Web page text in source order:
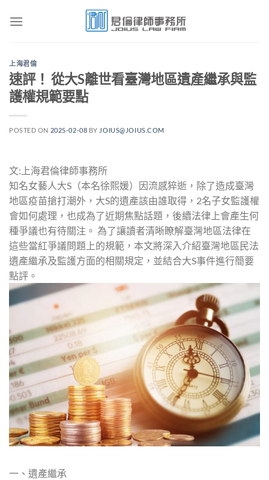
上海君倫
速評！ 從大S離世看臺灣地區遺產繼承與監
護權規範要點
POSTED ON 2025-02-08 BY JOIUS@JOIUS.COM
文:上海君倫律師事務所
知名女藝人大S（本名徐熙媛）因流感猝逝，除了造成臺灣
地區疫苗搶打潮外，大S的遺產該由誰取得，2名子女監護權
會如何處理，也成為了近期焦點話題，後續法律上會產生何
種爭議也有待關注。 為了讓讀者清晰瞭解臺灣地區法律在
這些當紅爭議問題上的規範，本文將深入介紹臺灣地區民法
遺產繼承及監護方面的相關規定，並結合大S事件進行簡要
點評。
一、遺產繼承